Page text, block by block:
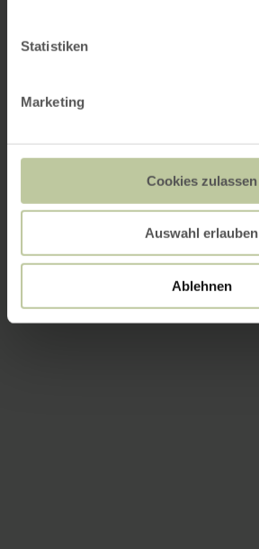
Statistiken
Marketing
Cookies zulassen
Auswahl erlauben
Ablehnen